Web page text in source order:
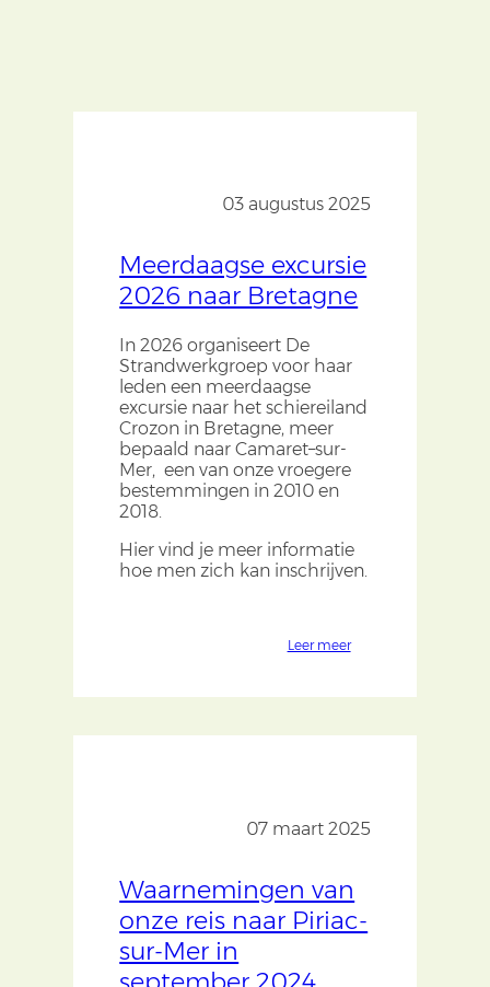
03 augustus 2025
Meerdaagse excursie
2026 naar Bretagne
In 2026 organiseert De
Strandwerkgroep voor haar
leden een meerdaagse
excursie naar het schiereiland
Crozon in Bretagne, meer
bepaald naar Camaret–sur-
Mer, eenvan onze vroegere
bestemmingen in 2010 en
2018.
Hier vind je meer informatie
hoe men zich kan inschrijven.
Leer meer
07 maart 2025
Waarnemingen van
onze reis naar Piriac-
sur-Mer in